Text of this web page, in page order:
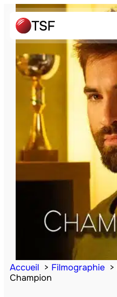
Accueil Filmographie
Champion